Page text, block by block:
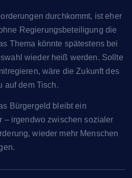
durchkommt, ist eher
Regierungsbeteiligung die
Thema könnte spätestens bei
wieder heiß werden. Sollte
wäre die Zukunft des
auf dem Tisch.
Bürgergeld bleibt ein
– irgendwo zwischen sozialer
wieder mehr Menschen